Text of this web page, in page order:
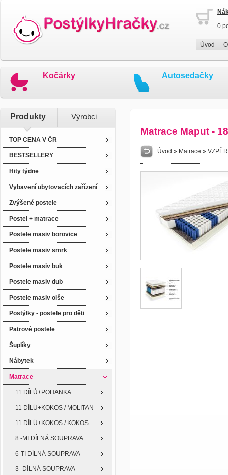
0
Úvod
Kočárky Autosedačky
Produkty Výrobci
TOP CENA V ČR
BESTSELLERY
Hity týdne
Vybavení ubytovacích zařízení
Zvýšené postele
Postel + matrace
Postele masiv borovice
Postele masiv smrk
Postele masiv buk
Postele masiv dub
Postele masiv olše
Postýlky - postele pro děti
Patrové postele
Šuplíky
Nábytek
Matrace
11 DÍLŮ+POHANKA
11 DÍLŮ+KOKOS / MOLITAN
11 DÍLŮ+KOKOS / KOKOS
8 -MI DÍLNÁ SOUPRAVA
6-TI DÍLNÁ SOUPRAVA
3- DÍLNÁ SOUPRAVA
Matrace Maput -
Úvod » Matrace »